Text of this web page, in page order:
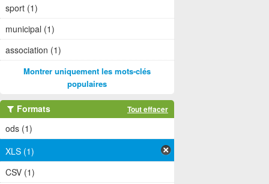
sport (1)
municipal (1)
association (1)
Montrer uniquement les mots-clés
populaires
Formats Tout effacer
ods (1)
XLS (1)
CSV (1)